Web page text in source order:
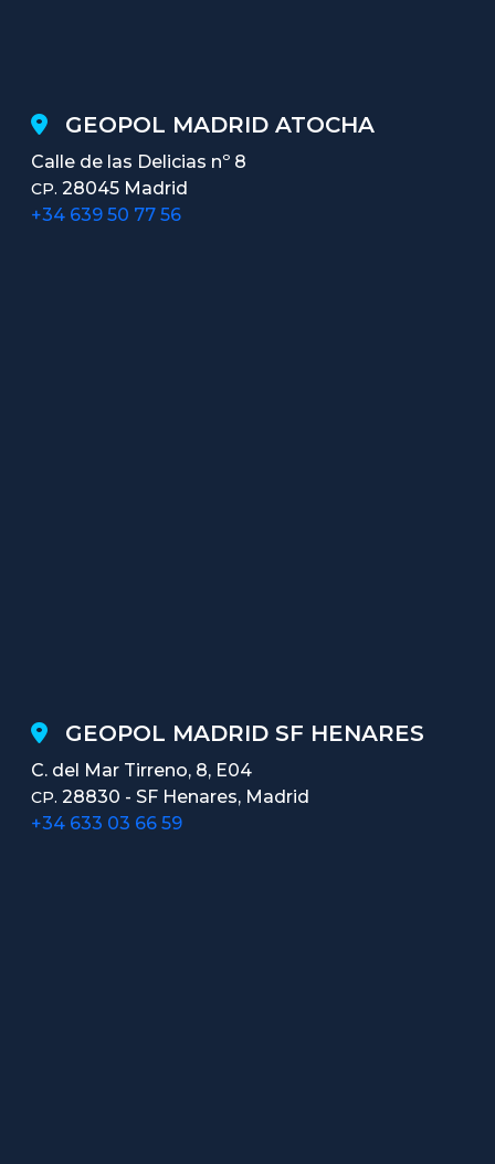
GEOPOL MADRID ATOCHA
Calle de las Delicias nº 8
CP. 28045 Madrid
+34 639 50 77 56
GEOPOL MADRID SF HENARES
C. del Mar Tirreno, 8, E04
CP. 28830 - SF Henares, Madrid
+34 633 03 66 59